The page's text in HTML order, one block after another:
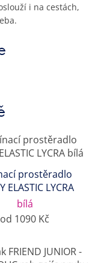
i na cestách,
prostěradlo
ELASTIC LYCRA
bílá
od 1090 Kč